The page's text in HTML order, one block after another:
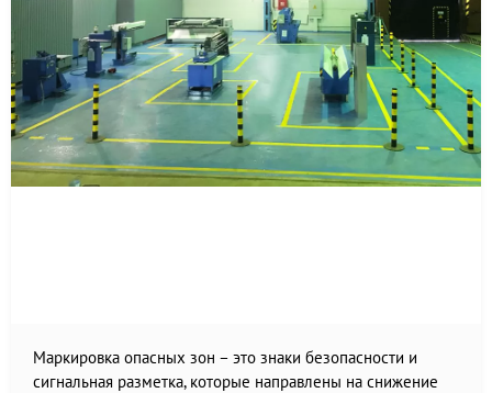
Маркировка опасных зон – это знаки безопасности и
сигнальная разметка, которые направлены на снижение